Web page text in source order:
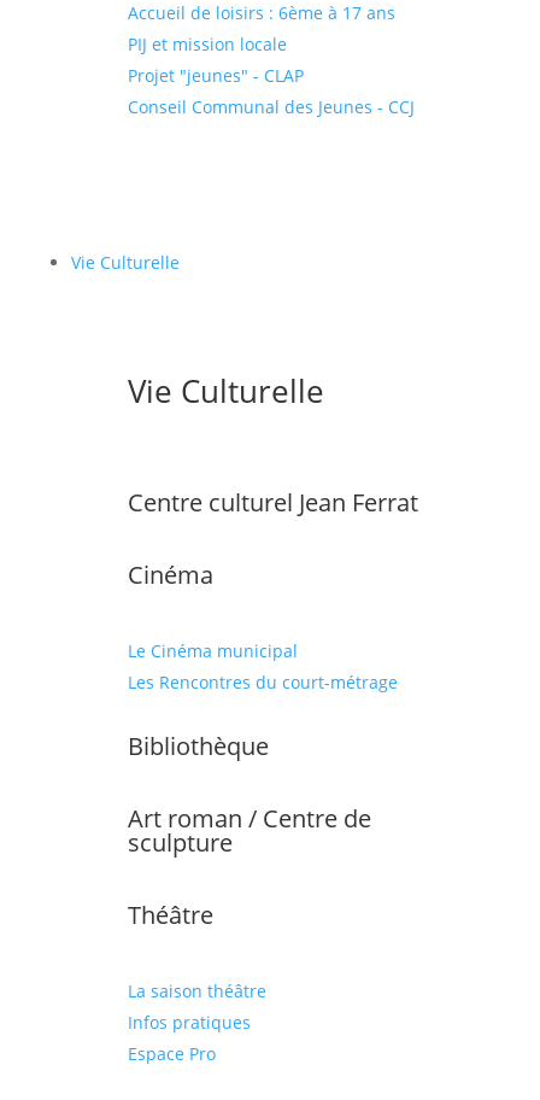
Accueil de loisirs : 6ème à 17 ans
PIJ et mission locale
Projet "jeunes" - CLAP
Conseil Communal des Jeunes - CCJ
Vie Culturelle
Vie Culturelle
Centre culturel Jean Ferrat
Cinéma
Le Cinéma municipal
Les Rencontres du court-métrage
Bibliothèque
Art roman / Centre de
sculpture
Théâtre
La saison théâtre
Infos pratiques
Espace Pro